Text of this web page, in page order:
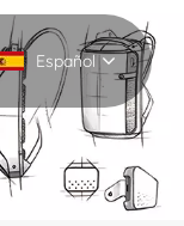
Español